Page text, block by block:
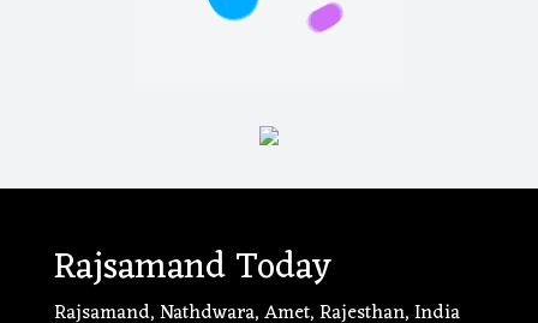
Rajsamand Today
Rajsamand, Nathdwara, Amet, Rajesthan, India